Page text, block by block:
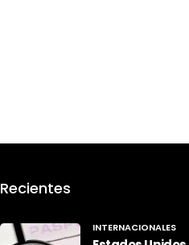
Recientes
INTERNACIONALES